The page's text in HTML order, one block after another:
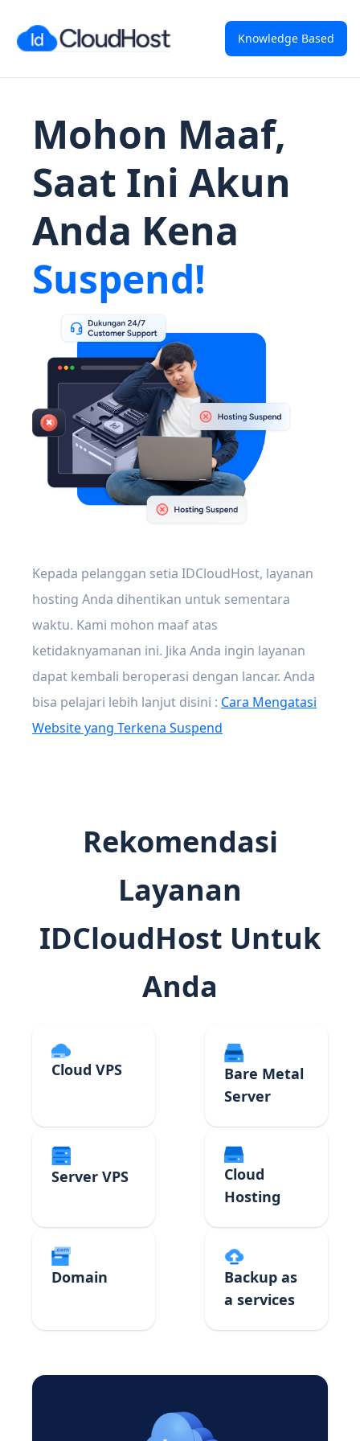
Knowledge Based
Mohon Maaf,
Saat Ini Akun
Anda Kena
Suspend!
Kepada pelanggan setia IDCloudHost, layanan
hosting Anda dihentikan untuk sementara
waktu. Kami mohon maaf atas
ketidaknyamanan ini. Jika Anda ingin layanan
dapat kembali beroperasi dengan lancar. Anda
bisa pelajari lebih lanjut disini : Cara Mengatasi
Website yang Terkena Suspend
Rekomendasi
Layanan
IDCloudHost Untuk
Anda
Cloud VPS
Bare Metal
Server
Server VPS
Cloud
Hosting
Domain
Backup as
a services